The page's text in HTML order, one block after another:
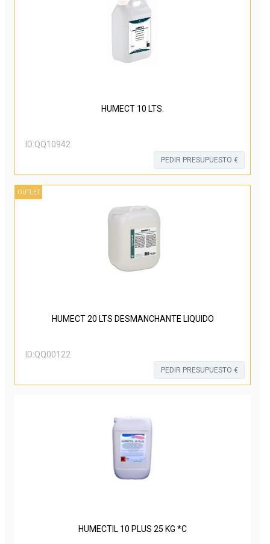
HUMECT 10 LTS.
ID:QQ10942
PEDIR PRESUPUESTO €
OUTLET
HUMECT 20 LTS DESMANCHANTE LIQUIDO
ID:QQ00122
PEDIR PRESUPUESTO €
HUMECTIL 10 PLUS 25 KG *C